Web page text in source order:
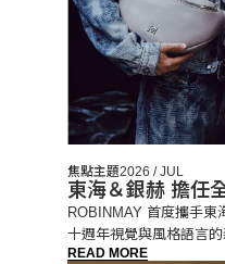
焦點主題2026 / JUL
東海＆銀赫 擔任
ROBINMAY 首度攜手東
十週年視覺與風格語言的
READ MORE